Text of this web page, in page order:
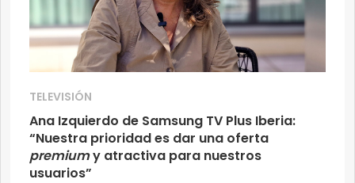
TELEVISIÓN
Ana Izquierdo de Samsung TV Plus Iberia:
“Nuestra prioridad es dar una oferta
premiumy atractiva para nuestros
usuarios”